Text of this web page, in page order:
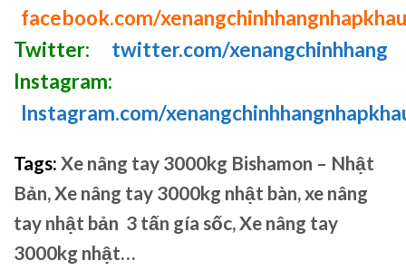
facebook.com/xenangchinhhangnhapkhau
Twitter:
twitter.com/xenangchinhhang
Instagram:
Instagram.com/
Tags: Xe nâng tay 3000kg Bishamon – Nhật
Bản, Xe nâng tay 3000kg nhật bàn, xe nâng
tay nhật bản 3 tấn gía sốc, Xe nâng tay
3000kg nhật…